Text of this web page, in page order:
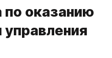
по оказанию
управления